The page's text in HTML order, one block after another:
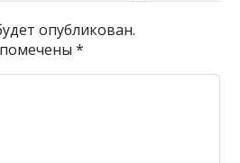
опубликован.
помечены*